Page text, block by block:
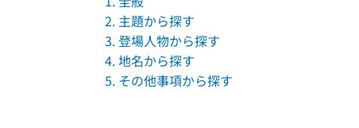
2. 主題から探す
3. 登場人物から探す
4. 地名から探す
5. その他事項から探す